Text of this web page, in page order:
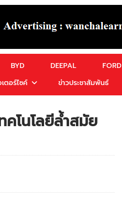
BYD DEEPAL FORD
ตอร์ไซค์ ข่าวประชาสัมพันธ์
โนโลยีล้ำสมัย